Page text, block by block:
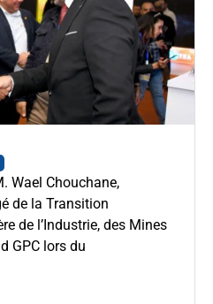
Wael Chouchane,
de la Transition
de l’Industrie, des Mines
GPC lors du